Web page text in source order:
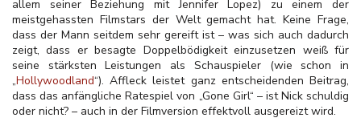
allem seiner Beziehung mit Jennifer Lopez) zu einem der
meistgehassten Filmstars der Welt gemacht hat. Keine Frage,
dass der Mann seitdem sehr gereift ist – was sich auch dadurch
zeigt, dass er besagte Doppelbödigkeit einzusetzen weiß für
seine stärksten Leistungen als Schauspieler (wie schon in
„Hollywoodland“). Affleck leistet ganz entscheidenden Beitrag,
dass das anfängliche Ratespiel von „Gone Girl“ – ist Nick schuldig
oder nicht? – auch in der Filmversion effektvoll ausgereizt wird.